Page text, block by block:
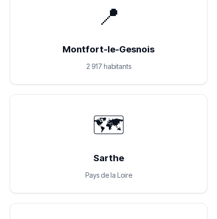
📍
Montfort-le-Gesnois
2 917 habitants
🗺️
Sarthe
Pays de la Loire